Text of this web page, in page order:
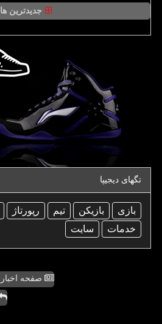
جدیدترین ها
تگهای دیجیپا
بازی بازیكن تیم رپورتاژ
خدمات
سایت
صفحه اخبار